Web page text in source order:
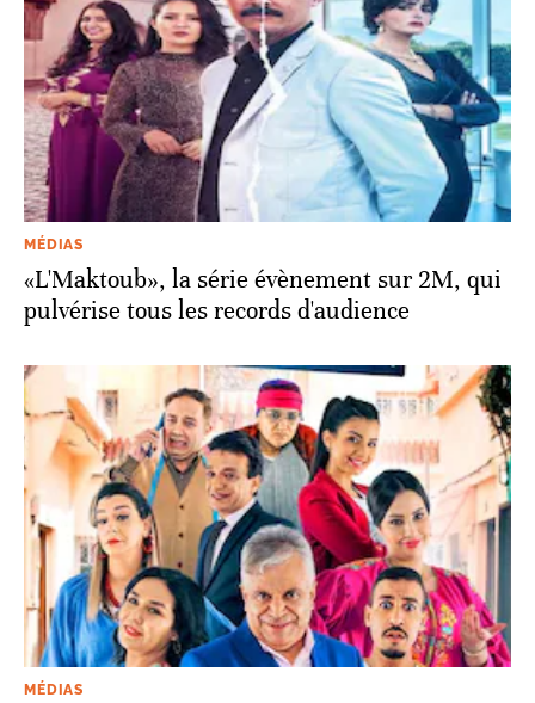
MÉDIAS
«L'Maktoub», la série évènement sur 2M, qui
pulvérise tous les records d'audience
MÉDIAS